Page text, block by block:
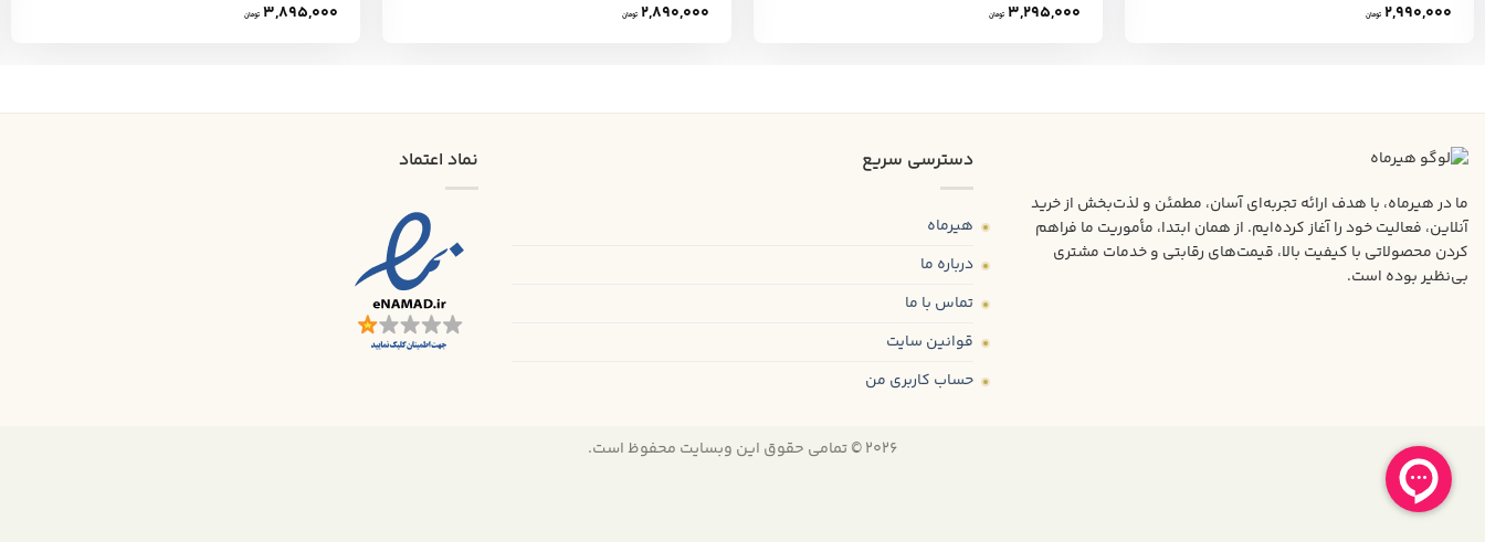
2,990,000 تومان 3,295,000 تومان
2,890,000 تومان
3,895,000 تومان
ما در هیرماه، با هدف ارائه تجربه‌ای آسان، مطمئن و لذت‌بخش از خرید
آنلاین، فعالیت خود را آغاز کرده‌ایم. از همان ابتدا، مأموریت ما فراهم
کردن محصولاتی با کیفیت بالا، قیمت‌های رقابتی و خدمات مشتری
بی‌نظیر بوده است.
دسترسی سریع
هیرماه
درباره ما
تماس با ما
قوانین سایت
حساب کاربری من
نماد اعتماد
2026 © تمامی حقوق این وبسایت محفوظ است.